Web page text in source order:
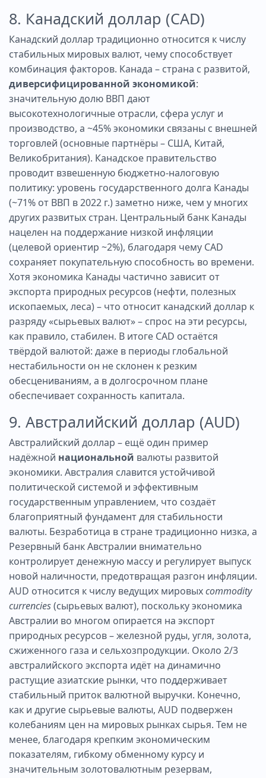
8. Канадский доллар (CAD)
Канадский доллар традиционно относится к числу
стабильных мировых валют, чему способствует
комбинация факторов. Канада – страна с развитой,
диверсифицированной экономикой:
значительную долю ВВП дают
высокотехнологичные отрасли, сфера услуг и
производство, а ~45% экономики связаны с внешней
торговлей (основные партнёры – США, Китай,
Великобритания). Канадское правительство
проводит взвешенную бюджетно-налоговую
политику: уровень государственного долга Канады
(~71% от ВВП в 2022 г.) заметно ниже, чем у многих
других развитых стран. Центральный банк Канады
нацелен на поддержание низкой инфляции
(целевой ориентир ~2%), благодаря чему CAD
сохраняет покупательную способность во времени.
Хотя экономика Канады частично зависит от
экспорта природных ресурсов (нефти, полезных
ископаемых, леса) – что относит канадский доллар к
разряду «сырьевых валют» – спрос на эти ресурсы,
как правило, стабилен. В итоге CAD остаётся
твёрдой валютой: даже в периоды глобальной
нестабильности он не склонен к резким
обесцениваниям, а в долгосрочном плане
обеспечивает сохранность капитала.
9. Австралийский доллар (AUD)
Австралийский доллар – ещё один пример
надёжной национальной валюты развитой
экономики. Австралия славится устойчивой
политической системой и эффективным
государственным управлением, что создаёт
благоприятный фундамент для стабильности
валюты. Безработица в стране традиционно низка, а
Резервный банк Австралии внимательно
контролирует денежную массу и регулирует выпуск
новой наличности, предотвращая разгон инфляции.
AUD относится к числу ведущих мировыхcommodity
currencies(сырьевых валют), поскольку экономика
Австралии во многом опирается на экспорт
природных ресурсов – железной руды, угля, золота,
сжиженного газа и сельхозпродукции. Около 2/3
австралийского экспорта идёт на динамично
растущие азиатские рынки, что поддерживает
стабильный приток валютной выручки. Конечно,
как и другие сырьевые валюты, AUD подвержен
колебаниям цен на мировых рынках сырья. Тем не
менее, благодаря крепким экономическим
показателям, гибкому обменному курсу и
значительным золотовалютным резервам,